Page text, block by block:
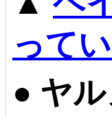
って
● ヤ